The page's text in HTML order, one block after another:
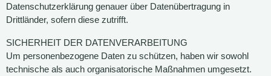
Datenschutzerklärung genauer über Datenübertragung in
Drittländer, sofern diese zutrifft.
SICHERHEIT DER DATENVERARBEITUNG
Um personenbezogene Daten zu schützen, haben wir sowohl
technische als auch organisatorische Maßnahmen umgesetzt.